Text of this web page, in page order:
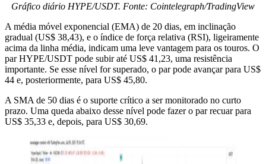
Gráfico diário HYPE/USDT. Fonte: Cointelegraph/TradingView
A média móvel exponencial (EMA) de 20 dias, em inclinação
gradual (US$ 38,43), e o índice de força relativa (RSI), ligeiramente
acima da linha média, indicam uma leve vantagem para os touros. O
par HYPE/USDT pode subir até US$ 41,23, uma resistência
importante. Se esse nível for superado, o par pode avançar para US$
44 e, posteriormente, para US$ 45,80.
A SMA de 50 dias é o suporte crítico a ser monitorado no curto
prazo. Uma queda abaixo desse nível pode fazer o par recuar para
US$ 35,33 e, depois, para US$ 30,69.